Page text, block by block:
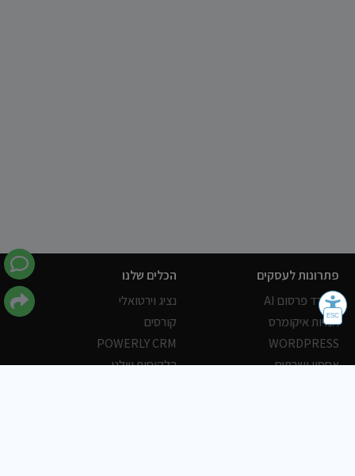
פתרונות לעסקים
משרד פרסום AI
חנויות איקומרס
WORDPRESS
אחסון ושרתים
הכלים שלנו
נציג וירטואלי
קורסים
POWERLY CRM
הלקוחות שלנו